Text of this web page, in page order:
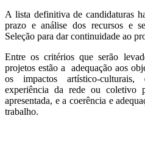
A lista definitiva de candidaturas
prazo e análise dos recursos e
Seleção para dar continuidade ao
Entre os critérios que serão
projetos estão a adequação aos
os impactos artístico-
experiência da rede ou coletivo
apresentada, e a coerência e
trabalho.